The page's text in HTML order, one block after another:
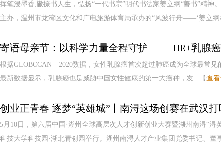
挥笔浸墨香,撇捺书人生，弘扬“一代书宗”明代书法家姜立纲“善书”精神
主办，温州市龙湾区文化和广电旅游体育局承办的“风波行舟——‘姜立纲
寄语母亲节：以科学力量全程守护 —— HR+乳腺
根据GLOBOCAN 2020数据，女性乳腺癌首次超过肺癌成为全球最常见
最新数据显示，乳腺癌也是威胁中国女性健康的第一大癌种，发...【 查
创业正青春 逐梦“英雄城”丨南浔这场创赛在武汉打
5月10日，第六届中国·湖州全球高层次人才创新创业大赛暨湖州南浔“
科技大学科技园·湖北青创园举行。湖州南浔人才产业集团党委书记、董